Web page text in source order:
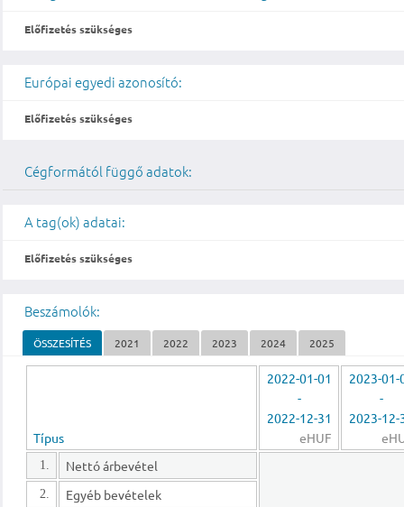
Előfizetés szükséges
Európai egyedi azonosító:
Előfizetés szükséges
Cégformától függő adatok:
A tag(ok) adatai:
Előfizetés szükséges
Beszámolók:
ÖSSZESÍTÉS 2021 2022 2023 2024 2025
Típus
2022-01-01
-
2022-12-31
eHUF
2023-01-
-
2023-12-
1. Nettó árbevétel
2. Egyéb bevételek